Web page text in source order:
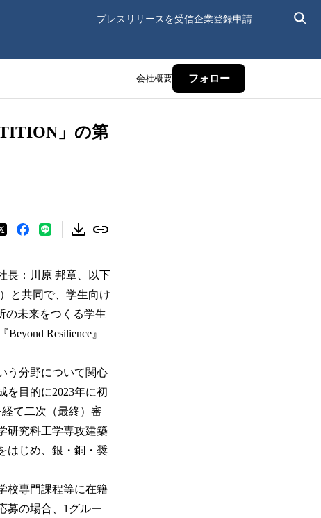
プレスリリースを受信企業登録申請
会社概要 フォロー
」の第
長：川原 邦章、以下
と共同で、学生向け
の未来をつくる学生
Resilience』
う分野について関心
を目的に2023年に初
て二次（最終）審
研究科工学専攻建築
はじめ、銀・銅・奨
校専門課程等に在籍
募の場合、1グルー